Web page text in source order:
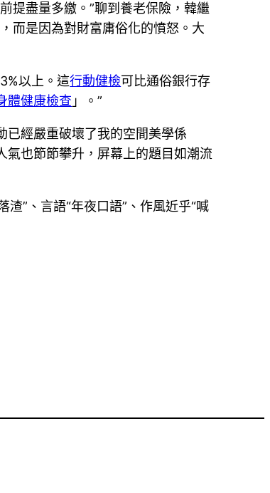
提盡量多繳。”聊到養老保險，韓繼
而是因為對財富庸俗化的憤怒。大
以上。這行動健檢可比通俗銀行存
體健康檢查 」。”
已經嚴重破壞了我的空間美學係
也節節攀升，屏幕上的題目如潮流
”、言語“年夜口語”、作風近乎“喊